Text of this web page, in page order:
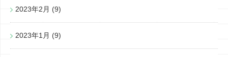
2023年2月 (9)
2023年1月 (9)